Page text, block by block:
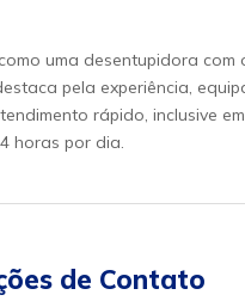
uma desentupidora com
pela experiência,
rápido, inclusive
horas por dia.
de Contato